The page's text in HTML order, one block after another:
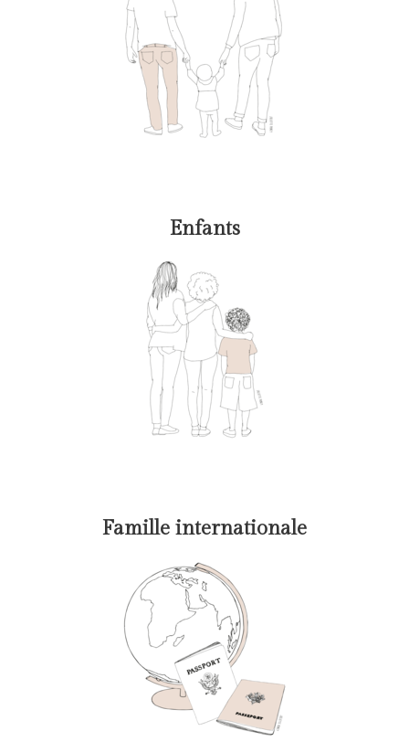
Enfants
Famille internationale